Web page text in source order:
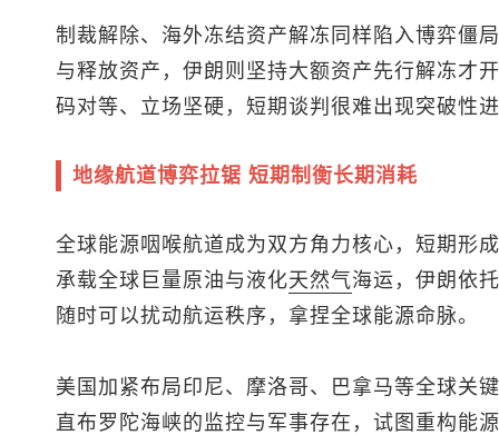
制裁解除、海外冻结资产解冻同样陷入博弈僵
与释放资产，伊朗则坚持大额资产先行解冻才
码对等、立场坚硬，短期谈判很难出现突破性
地缘航道博弈拉锯 短期制衡长期消耗
全球能源咽喉航道成为双方角力核心，短期形
承载全球巨量原油与液化天然气海运，伊朗依
随时可以扰动航运秩序，拿捏全球能源命脉。
美国加紧布局印尼、摩洛哥、巴拿马等全球关
直布罗陀海峡的监控与军事存在，试图重构能